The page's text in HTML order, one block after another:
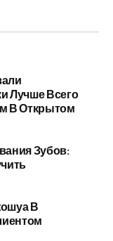
Лучше Всего
В Открытом
Зубов:
В